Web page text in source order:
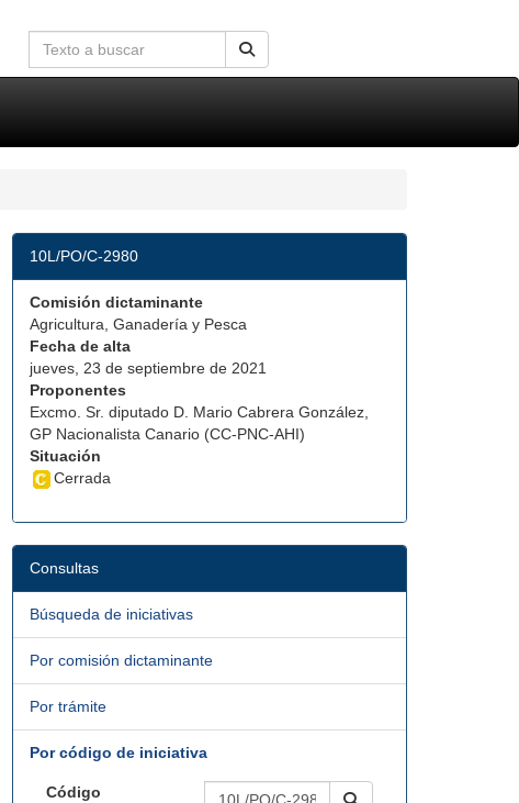
10L/PO/C-2980
Comisión dictaminante
Agricultura, Ganadería y Pesca
Fecha de alta
jueves, 23 de septiembre de 2021
Proponentes
Excmo. Sr. diputado D. Mario Cabrera González,
GP Nacionalista Canario (CC-PNC-AHI)
Situación
Cerrada
Consultas
Búsqueda de iniciativas
Por comisión dictaminante
Por trámite
Por código de iniciativa
Código